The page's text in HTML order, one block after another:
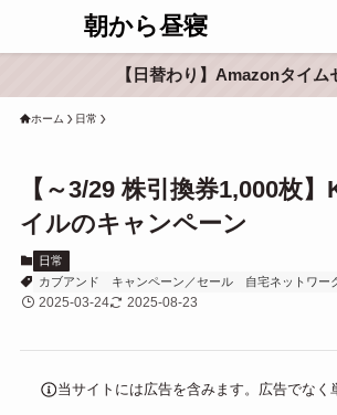
朝から昼寝
【日替わり】Amazonタイム
ホーム 日常
【～3/29 株引換券1,000枚
イルのキャンペーン
日常
カブアンド
キャンペーン／セール 自宅ネットワー
2025-03-24 2025-08-23
当サイトには広告を含みます。広告でなく